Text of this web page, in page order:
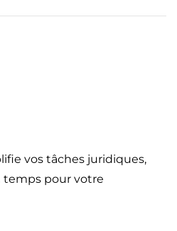
vos tâches juridiques,
temps pour votre